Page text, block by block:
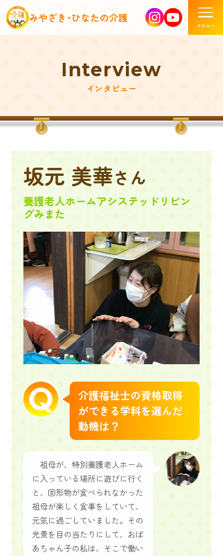
みやざき･ひなたの介護
インタビュー
Interview
坂元 美華
養護老人ホームアシステッドリビン
グみまた
介護福祉士の資格取得
ができる学科を選んだ
動機は？
祖母が、特別養護老人ホーム
に入っている場所に遊びに行く
と、固形物が食べられなかった
祖母が楽しく食事をしていて、
元気に過ごしていました。その
光景を目の当たりにして、おば
あちゃん子の私は、そこで働い